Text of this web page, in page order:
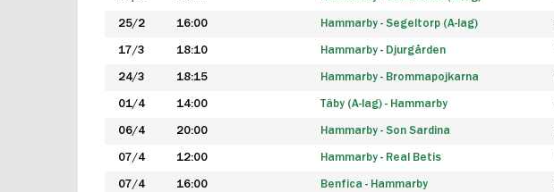
25/2 16:00 Hammarby - Segeltorp (A-lag)
17/3 18:10 Hammarby - Djurgården
24/3 18:15 Hammarby - Brommapojkarna
01/4 14:00 Täby (A-lag) - Hammarby
06/4 20:00 Hammarby - Son Sardina
07/4 12:00 Hammarby - Real Betis
07/4 16:00 Benfica - Hammarby